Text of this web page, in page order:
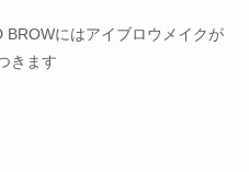
ブロウメイクが
きます